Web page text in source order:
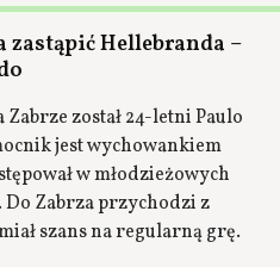
Hellebranda –
został 24-letni Paulo
jest wychowankiem
w młodzieżowych
Zabrza przychodzi z
szans na regularną grę.